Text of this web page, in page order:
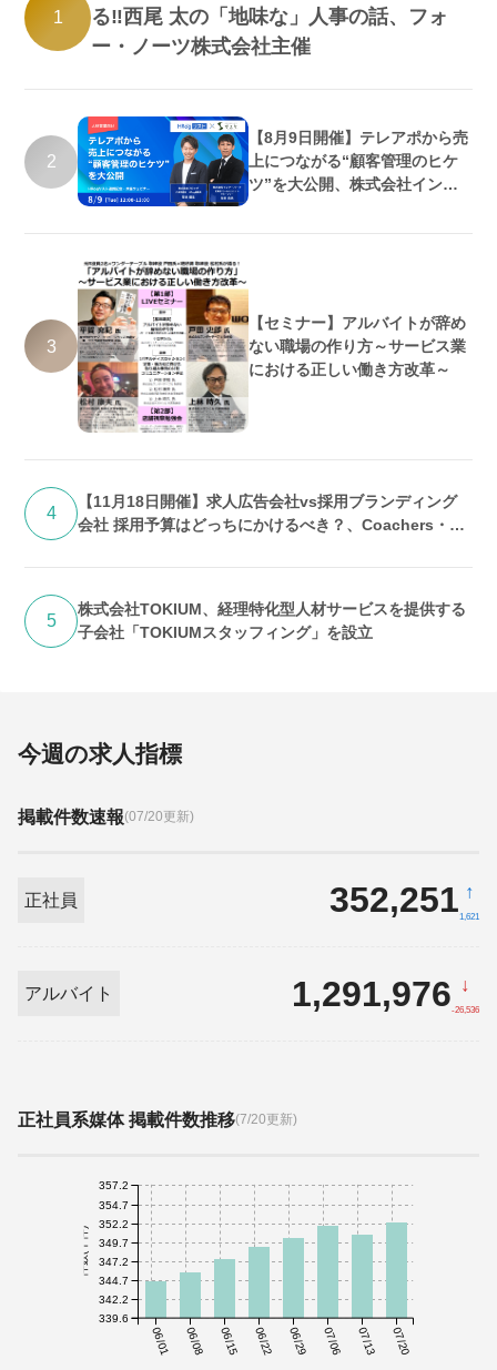
1
る‼西尾 太の「地味な」人事の話、フォ
ー・ノーツ株式会社主催
2
【8月9日開催】テレアポから売
上につながる“顧客管理のヒケ
ツ”を大公開、株式会社インタ
催
3
【セミナー】アルバイトが辞め
ない職場の作り方～サービス業
における正しい働き方改革～
4
【11月18日開催】求人広告会社vs採用ブランディング
会社 採用予算はどっちにかけるべき？、Coachers・株
5
株式会社TOKIUM、経理特化型人材サービスを提供する
子会社「TOKIUMスタッフィング」を設立
今週の求人指標
掲載件数速報(07/20更新)
正社員 352,251 ↑
1,621
アルバイト 1,291,976 ↓
-26,536
正社員系媒体 掲載件数推移(7/20更新)
06/01 06/08 06/15 06/22 06/29 07/06 07/13 07/20
件数(千件)
339.6
342.2
344.7
347.2
349.7
352.2
354.7
357.2